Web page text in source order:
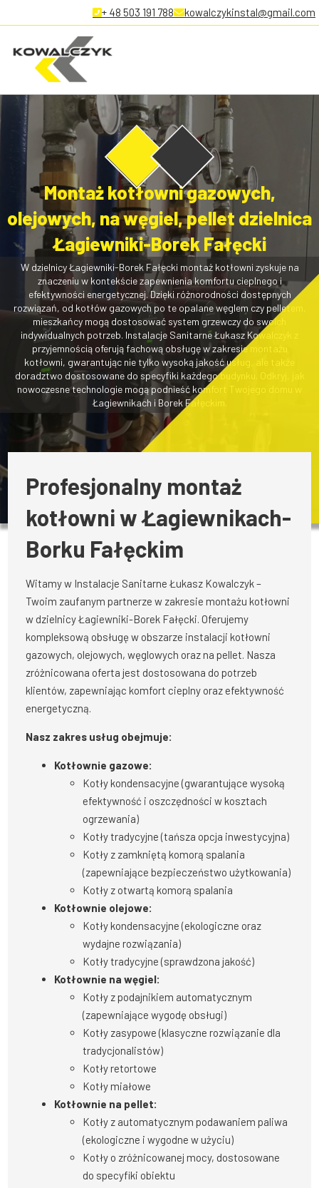
+ 48 503 191 788 kowalczykinstal@gmail.com
Montaż kotłowni gazowych,
olejowych, na węgiel, pellet dzielnica
Łagiewniki-Borek Fałęcki
W dzielnicy Łagiewniki-Borek Fałęcki montaż kotłowni zyskuje na
znaczeniu w kontekście zapewnienia komfortu cieplnego i
efektywności energetycznej. Dzięki różnorodności dostępnych
rozwiązań, od kotłów gazowych po te opalane węglem czy pelletem,
mieszkańcy mogą dostosować system grzewczy do swoich
indywidualnych potrzeb. Instalacje Sanitarne Łukasz Kowalczyk z
przyjemnością oferują fachową obsługę w zakresie montażu
kotłowni, gwarantując nie tylko wysoką jakość usług, ale także
doradztwo dostosowane do specyfiki każdego budynku. Odkryj, jak
nowoczesne technologie mogą podnieść komfort Twojego domu w
Łagiewnikach i Borek Fałęckim.
Profesjonalny montaż
kotłowni w Łagiewnikach-
Borku Fałęckim
Witamy w Instalacje Sanitarne Łukasz Kowalczyk –
Twoim zaufanym partnerze w zakresie montażu kotłowni
w dzielnicy Łagiewniki-Borek Fałęcki. Oferujemy
kompleksową obsługę w obszarze instalacji kotłowni
gazowych, olejowych, węglowych oraz na pellet. Nasza
zróżnicowana oferta jest dostosowana do potrzeb
klientów, zapewniając komfort cieplny oraz efektywność
energetyczną.
Nasz zakres usług obejmuje:
Kotłownie gazowe:
Kotły kondensacyjne (gwarantujące wysoką
efektywność i oszczędności w kosztach
ogrzewania)
Kotły tradycyjne (tańsza opcja inwestycyjna)
Kotły z zamkniętą komorą spalania
(zapewniające bezpieczeństwo użytkowania)
Kotły z otwartą komorą spalania
Kotłownie olejowe:
Kotły kondensacyjne (ekologiczne oraz
wydajne rozwiązania)
Kotły tradycyjne (sprawdzona jakość)
Kotłownie na węgiel:
Kotły z podajnikiem automatycznym
(zapewniające wygodę obsługi)
Kotły zasypowe (klasyczne rozwiązanie dla
tradycjonalistów)
Kotły retortowe
Kotły miałowe
Kotłownie na pellet:
Kotły z automatycznym podawaniem paliwa
(ekologiczne i wygodne w użyciu)
Kotły o zróżnicowanej mocy, dostosowane
do specyfiki obiektu